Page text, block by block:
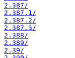
2.387/
2.387.1/
2.387.2/
2.387.3/
2.388/
2.389/
2.39/